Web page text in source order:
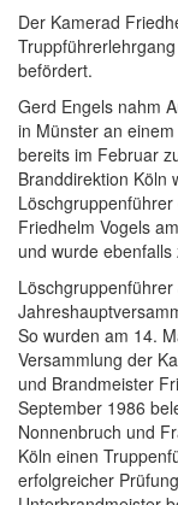
Der Kamerad
befördert.
Gerd Engels nahm
in Münster an
bereits im Februar
Branddirektion Köln
Friedhelm Vogels
und wurde
So wurden am 14.
Versammlung der
und Brandmeister
September 1986
Nonnenbruch und
Köln einen
erfolgreicher